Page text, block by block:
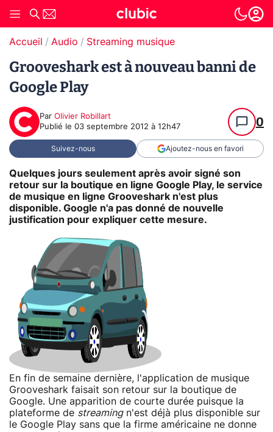
Accueil Audio Streaming musique
Grooveshark est à nouveau banni de
Google Play
Par Olivier Robillart
Publié le 03 septembre 2012 à 12h47 0
Suivez-nous Ajoutez-nous en favori
Quelques jours seulement après avoir signé son
retour sur la boutique en ligne Google Play, le service
de musique en ligne Grooveshark n'est plus
disponible. Google n'a pas donné de nouvelle
justification pour expliquer cette mesure.
En fin de semaine dernière, l'application de musique
Grooveshark faisait son retour sur la boutique de
Google. Une apparition de courte durée puisque la
plateforme de streamingn'est déjà plus disponible sur
le Google Play sans que la firme américaine ne donne